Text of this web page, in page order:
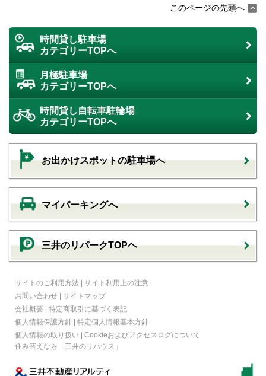
このページの先頭へ
時間貸し駐車場
カテゴリーTOPへ
月極駐車場
カテゴリーTOPへ
時間貸し自転車駐輪場
カテゴリーTOPへ
お出かけスポットの駐車場へ
マイパーキングへ
三井のリパークTOPヘ
サイトのご利用方法 | サイト利用上の注意
お問い合わせ | サイトマップ
会社概要 | 特定商取引に基づく表記
個人情報保護方針 | 特定個人情報基本方針
個人情報の取り扱い | Cookieおよびアクセスログについて
住み替えなら
「三井のリハウス」